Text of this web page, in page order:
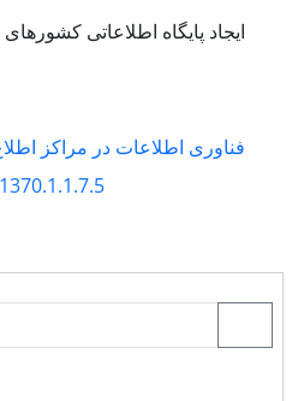
ایجاد پایگاه اطلاعاتی
فناوری اطلاعات در مراکز